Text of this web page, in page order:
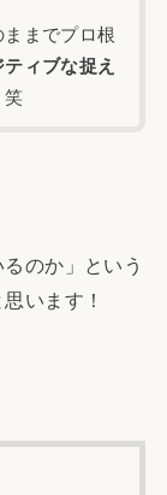
ままでプロ根
ティブな捉え
笑
のか」という
います！